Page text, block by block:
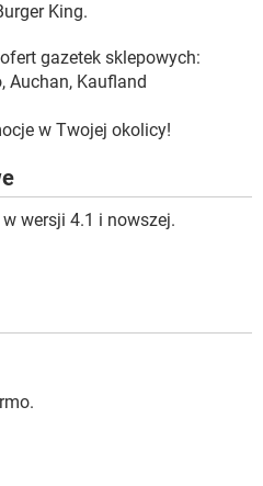
King.
gazetek sklepowych:
Auchan, Kaufland
w Twojej okolicy!
wersji 4.1 i nowszej.